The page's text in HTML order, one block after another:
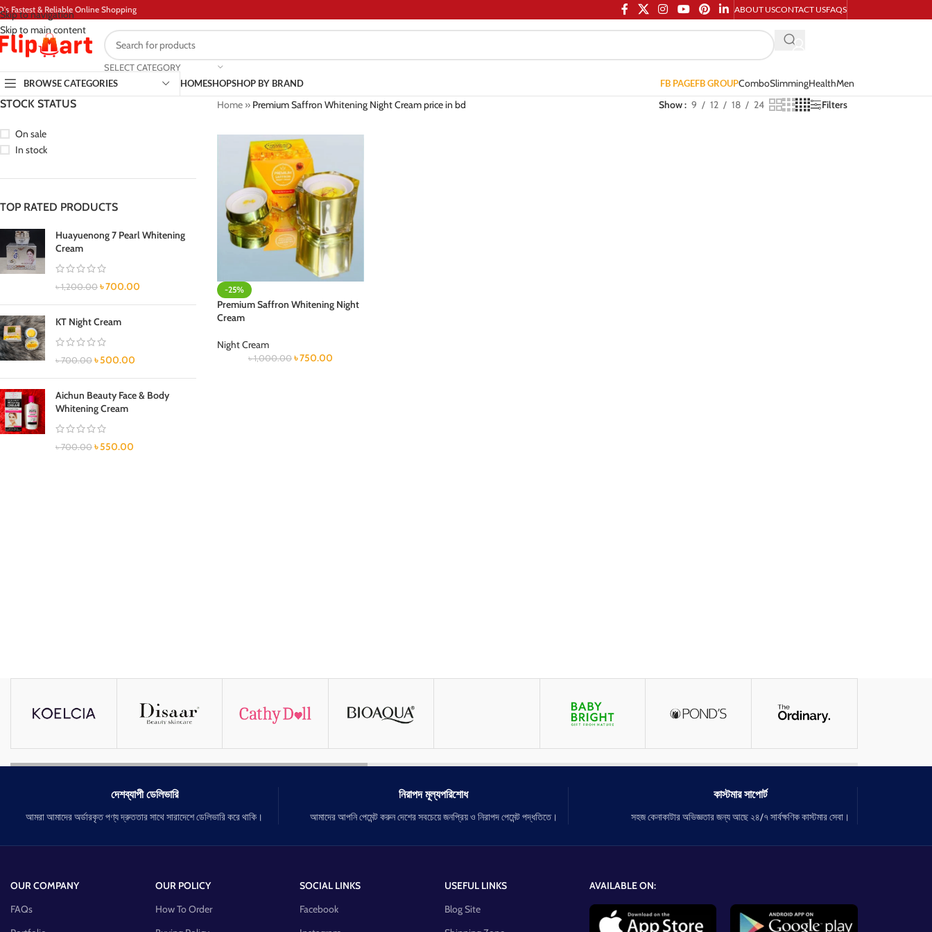
Skip to navigation
Skip to main content
Fastest & Reliable Online Shopping ABOUT USCONTACT USFAQS
SELECT CATEGORY
BROWSE CATEGORIES
HOMESHOPSHOP BY BRAND FB PAGEFB GROUPComboSlimmingHealthMen
STOCK STATUS
On sale
In stock
TOP RATED PRODUCTS
Huayuenong 7 Pearl Whitening
Cream
৳1,200.00 ৳700.00
KT Night Cream
৳700.00 ৳500.00
Aichun Beauty Face & Body
Whitening Cream
৳700.00 ৳550.00
Home» Premium Saffron Whitening Night Cream price in bd Show 9 12 18 24 Filters
-25%
Premium Saffron Whitening Night
Cream
Night Cream
৳1,000.00 ৳750.00
দেশব্যাপী ডেলিভারি
আমরা আমাদের অর্ডারকৃত পণ্য দ্রুততার সাথে সারাদেশে ডেলিভারি করে থাকি।
নিরাপদ মূল্যপরিশোধ
আমাদের আপনি পেমেন্ট করুন দেশের সবচেয়ে জনপ্রিয় ও নিরাপদ পেমেন্ট পদ্ধতিতে।
কাস্টমার সাপোর্ট
সহজ কেনাকাটার অভিজ্ঞতার জন্য আছে ২৪/৭ সার্বক্ষণিক কাস্টমার সেবা।
OUR COMPANY
FAQs
OUR POLICY
How To Order
SOCIAL LINKS
Facebook
USEFUL LINKS
Blog Site
AVAILABLE ON: